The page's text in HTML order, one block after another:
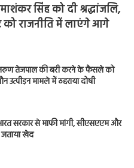
सिंह को दी श्रद्धांजलि,
को राजनीति में लाएंगे आगे
तरुण तेजपाल की बरी करने के फैसले को
उत्पीड़न मामले में ठहराया दोषी
सरकार से माफी मांगी, सीएसएएम और
खेद